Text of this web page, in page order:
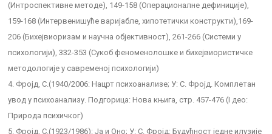
(Интроспективне методе), 149-158 (Операционалне дефиниције),
159-168 (Интервенишуће варијабле, хипотетички конструкти),169-
206 (Бихејвиоризам и научна објективност), 261-266 (Системи у
психологији), 332-353 (Сукоб феноменолошке и бихејвиористичке
методологије у савременој психологији)
4. Фројд, С.(1940/2006: Нацрт психоанализе; У: С. Фројд. Комплетан
увод у психоанализу. Подгорица: Нова књига, стр. 457-476 (I део:
Природа психичког)
5. Фројд, С.(1923/1986): Ја и Оно; У: С. Фројд: Будућност једне илузије